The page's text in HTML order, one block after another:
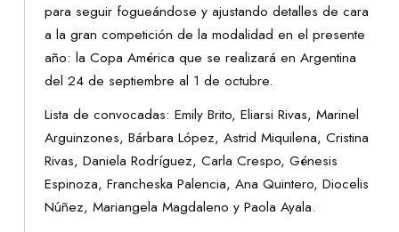
para seguir fogueándose y ajustando detalles de cara
a la gran competición de la modalidad en el presente
año: la Copa América que se realizará en Argentina
del 24 de septiembre al 1 de octubre.
Lista de convocadas: Emily Brito, Eliarsi Rivas, Marinel
Arguinzones, Bárbara López, Astrid Miquilena, Cristina
Rivas, Daniela Rodríguez, Carla Crespo, Génesis
Espinoza, Francheska Palencia, Ana Quintero, Diocelis
Núñez, Mariangela Magdaleno y Paola Ayala.